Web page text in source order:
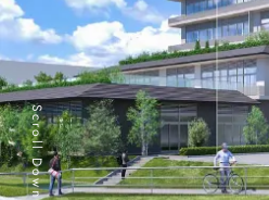
Scroll Down